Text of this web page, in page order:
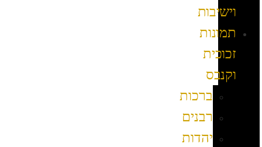
וישיבות
תמונות
זכוכית
וקנבס
ברכות
רבנים
יהדות